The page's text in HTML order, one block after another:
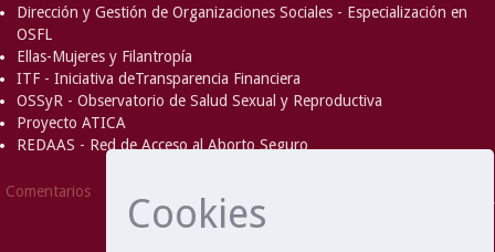
Cookies
Dirección y Gestión de Organizaciones Sociales - Especialización en
OSFL
Ellas-Mujeres y Filantropía
ITF - Iniciativa deTransparencia Financiera
OSSyR - Observatorio de Salud Sexual y Reproductiva
Proyecto ATICA
REDAAS - Red de Acceso al Aborto Seguro
Comentarios
2008 MITandHewlett-Packard
- Extensión mantenida y
optimizado por